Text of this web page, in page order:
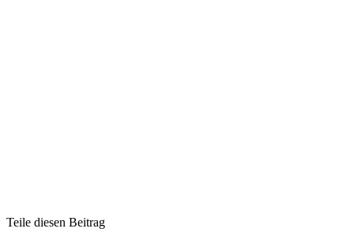
Teile diesen Beitrag